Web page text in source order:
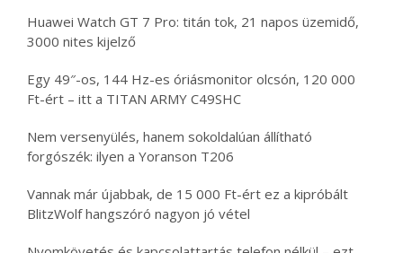
Huawei Watch GT 7 Pro: titán tok, 21 napos üzemidő,
3000 nites kijelző
Egy 49″-os, 144 Hz-es óriásmonitor olcsón, 120 000
Ft-ért – itt a TITAN ARMY C49SHC
Nem versenyülés, hanem sokoldalúan állítható
forgószék: ilyen a Yoranson T206
Vannak már újabbak, de 15 000 Ft-ért ez a kipróbált
BlitzWolf hangszóró nagyon jó vétel